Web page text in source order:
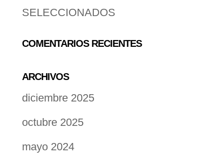
SELECCIONADOS
COMENTARIOS RECIENTES
ARCHIVOS
diciembre 2025
octubre 2025
mayo 2024